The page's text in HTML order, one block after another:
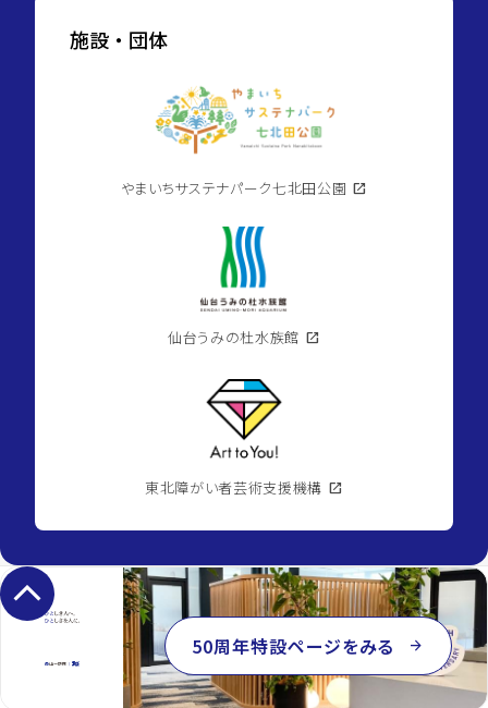
施設・団体
やまいちサステナパーク七北田公園 open_in_new
仙台うみの杜水族館 open_in_new
東北障がい者芸術支援機構 open_in_new
keyboard_arrow_up
50周年特設ページをみる arrow_forward